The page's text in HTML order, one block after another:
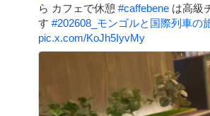
ら カフェで休憩 #caffebene は高級
す #202608_モンゴルと国際列車の
pic.x.com/KoJh5IyvMy